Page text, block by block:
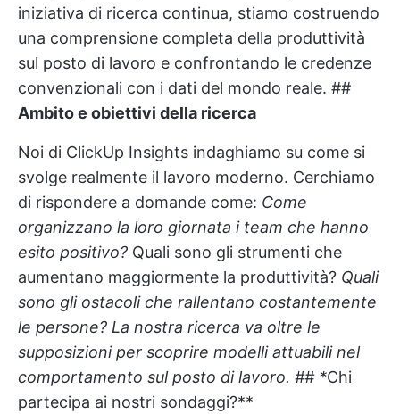
iniziativa di ricerca continua, stiamo costruendo
una comprensione completa della produttività
sul posto di lavoro e confrontando le credenze
convenzionali con i dati del mondo reale. ##
Ambito e obiettivi della ricerca
Noi di ClickUp Insights indaghiamo su come si
svolge realmente il lavoro moderno. Cerchiamo
di rispondere a domande come: Come
organizzano la loro giornata i team che hanno
esito positivo? Quali sono gli strumenti che
aumentano maggiormente la produttività? Quali
sono gli ostacoli che rallentano costantemente
le persone? La nostra ricerca va oltre le
supposizioni per scoprire modelli attuabili nel
comportamento sul posto di lavoro. ## *Chi
partecipa ai nostri sondaggi?**